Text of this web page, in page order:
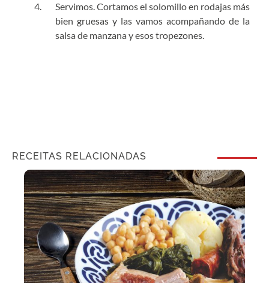
Servimos. Cortamos el solomillo en rodajas más
bien gruesas y las vamos acompañando de la
salsa de manzana y esos tropezones.
RECEITAS RELACIONADAS